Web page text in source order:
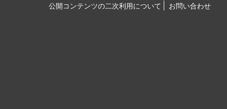
公開コンテンツの二次利用について
お問い合わせ